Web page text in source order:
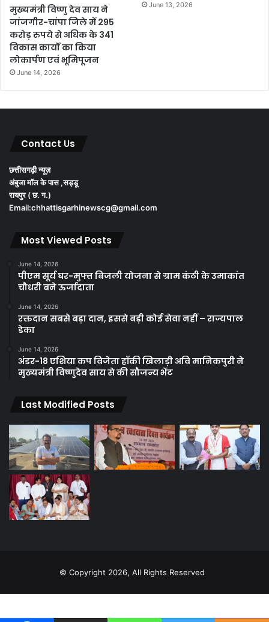
मुख्यमंत्री विष्णु देव साय ने
जांजगीर-चांपा जिले में 295
करोड़ रुपये से अधिक के 341
विकास कार्यों का किया
लोकार्पण एवं भूमिपूजन
June 14, 2026
June 13, 2026
Contact Us
छत्तीसगढ़ी न्यूज़
अंबुजा मॉल के पास ,सड्डू
रायपुर ( छ. ग.)
Email:chhattisgarhinewscg@gmail.com
Most Viewed Posts
June 14, 2026
पीएम सूर्य घर-मुफ्त बिजली योजना से ग्राम कंठी के उमाकांत
चौधरी बने ऊर्जादाता
June 14, 2026
रक्तदान सबसे बड़ा दान, इससे बड़ी कोई सेवा नहीं – राज्यपाल
डेका
June 14, 2026
अंडर-18 एशिया कप विजेता हॉकी खिलाड़ी अवि मानिकपुरी ने
मुख्यमंत्री विष्णुदेव साय से की सौजन्य भेंट
Last Modified Posts
© Copyright 2026, All Rights Reserved